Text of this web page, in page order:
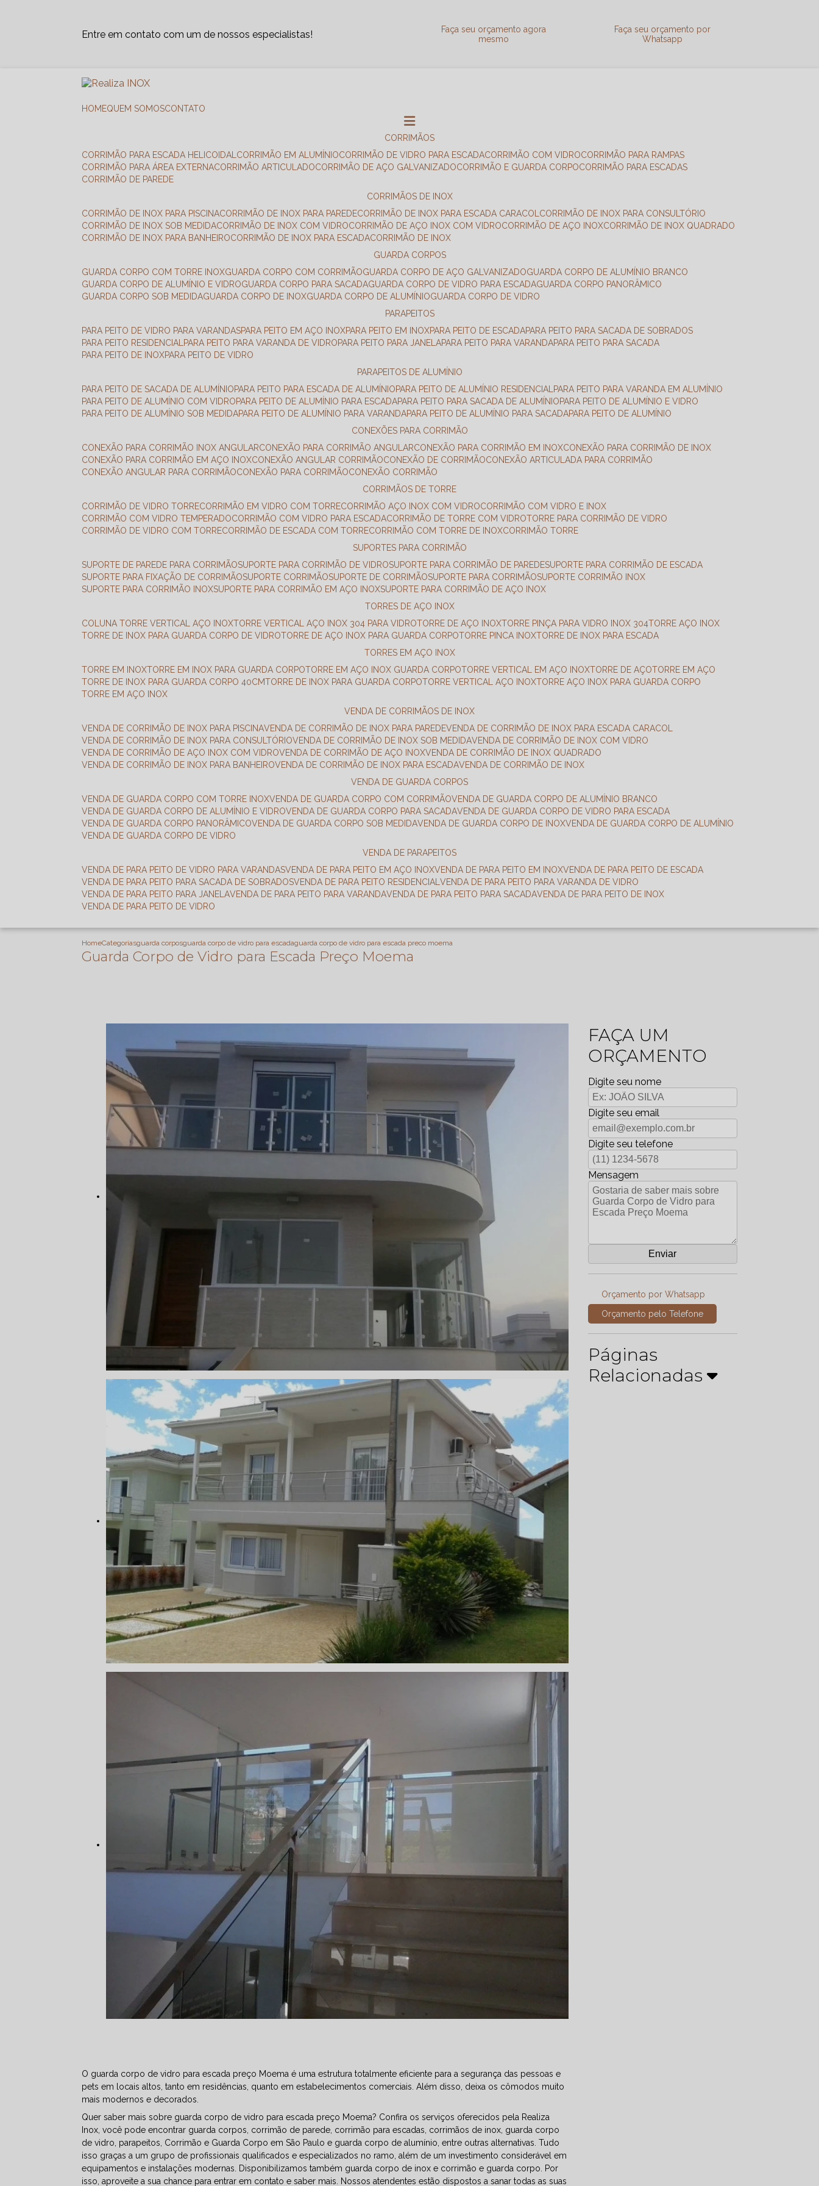
Entre em contato com um de nossos especialistas!
Faça seu orçamento agora
mesmo
Faça seu orçamento por
Whatsapp
HOME QUEM SOMOS CONTATO
CORRIMÃOS
CORRIMÃO PARA ESCADA HELICOIDAL
CORRIMÃO EM ALUMÍNIO CORRIMÃO DE VIDRO PARA ESCADA CORRIMÃO COM VIDRO
CORRIMÃO PARA RAMPAS
CORRIMÃO PARA ÁREA EXTERNA
CORRIMÃO ARTICULADO CORRIMÃO DE AÇO GALVANIZADO CORRIMÃO E GUARDA CORPO
CORRIMÃO PARA ESCADAS
CORRIMÃO DE PAREDE
CORRIMÃOS DE INOX
CORRIMÃO DE INOX PARA PISCINA
CORRIMÃO DE INOX PARA PAREDE CORRIMÃO DE INOX PARA ESCADA CARACOL
CORRIMÃO DE INOX PARA CONSULTÓRIO
CORRIMÃO DE INOX SOB MEDIDA
CORRIMÃO DE INOX COM VIDRO CORRIMÃO DE AÇO INOX COM VIDRO CORRIMÃO DE AÇO INOX
CORRIMÃO DE INOX QUADRADO
CORRIMÃO DE INOX PARA BANHEIRO
CORRIMÃO DE INOX PARA ESCADA
CORRIMÃO DE INOX
GUARDA CORPOS
GUARDA CORPO COM TORRE INOX
GUARDA CORPO COM CORRIMÃO GUARDA CORPO DE AÇO GALVANIZADO
GUARDA CORPO DE ALUMÍNIO BRANCO
GUARDA CORPO DE ALUMÍNIO E VIDRO
GUARDA CORPO PARA SACADA GUARDA CORPO DE VIDRO PARA ESCADA
GUARDA CORPO PANORÂMICO
GUARDA CORPO SOB MEDIDA
GUARDA CORPO DE INOX GUARDA CORPO DE ALUMÍNIO
GUARDA CORPO DE VIDRO
PARAPEITOS
PARA PEITO DE VIDRO PARA VARANDAS PARA PEITO EM AÇO INOX PARA PEITO EM INOX PARA PEITO DE ESCADA PARA PEITO PARA SACADA DE SOBRADOS
PARA PEITO RESIDENCIAL
PARA PEITO PARA VARANDA DE VIDRO PARA PEITO PARA JANELA PARA PEITO PARA VARANDA PARA PEITO PARA SACADA
PARA PEITO DE INOX PARA PEITO DE VIDRO
PARAPEITOS DE ALUMÍNIO
PARA PEITO DE SACADA DE ALUMÍNIO PARA PEITO PARA ESCADA DE ALUMÍNIO PARA PEITO DE ALUMÍNIO RESIDENCIAL
PARA PEITO PARA VARANDA EM ALUMÍNIO
PARA PEITO DE ALUMÍNIO COM VIDRO PARA PEITO DE ALUMÍNIO PARA ESCADA PARA PEITO PARA SACADA DE ALUMÍNIO PARA PEITO DE ALUMÍNIO E VIDRO
PARA PEITO DE ALUMÍNIO SOB MEDIDA PARA PEITO DE ALUMÍNIO PARA VARANDA PARA PEITO DE ALUMÍNIO PARA SACADA PARA PEITO DE ALUMÍNIO
CONEXÕES PARA CORRIMÃO
CONEXÃO PARA CORRIMÃO INOX ANGULAR
CONEXÃO PARA CORRIMÃO ANGULAR CONEXÃO PARA CORRIMÃO EM INOX
CONEXÃO PARA CORRIMÃO DE INOX
CONEXÃO PARA CORRIMÃO EM AÇO INOX
CONEXÃO ANGULAR CORRIMÃO CONEXÃO DE CORRIMÃO
CONEXÃO ARTICULADA PARA CORRIMÃO
CONEXÃO ANGULAR PARA CORRIMÃO
CONEXÃO PARA CORRIMÃO
CONEXÃO CORRIMÃO
CORRIMÃOS DE TORRE
CORRIMÃO DE VIDRO TORRE
CORRIMÃO EM VIDRO COM TORRE CORRIMÃO AÇO INOX COM VIDRO
CORRIMÃO COM VIDRO E INOX
CORRIMÃO COM VIDRO TEMPERADO
CORRIMÃO COM VIDRO PARA ESCADA CORRIMÃO DE TORRE COM VIDRO TORRE PARA CORRIMÃO DE VIDRO
CORRIMÃO DE VIDRO COM TORRE
CORRIMÃO DE ESCADA COM TORRE CORRIMÃO COM TORRE DE INOX
CORRIMÃO TORRE
SUPORTES PARA CORRIMÃO
SUPORTE DE PAREDE PARA CORRIMÃO
SUPORTE PARA CORRIMÃO DE VIDRO SUPORTE PARA CORRIMÃO DE PAREDE SUPORTE PARA CORRIMÃO DE ESCADA
SUPORTE PARA FIXAÇÃO DE CORRIMÃO
SUPORTE CORRIMÃO SUPORTE DE CORRIMÃO SUPORTE PARA CORRIMÃO
SUPORTE CORRIMÃO INOX
SUPORTE PARA CORRIMÃO INOX SUPORTE PARA CORRIMÃO EM AÇO INOX SUPORTE PARA CORRIMÃO DE AÇO INOX
TORRES DE AÇO INOX
COLUNA TORRE VERTICAL AÇO INOX TORRE VERTICAL AÇO INOX 304 PARA VIDRO TORRE DE AÇO INOX TORRE PINÇA PARA VIDRO INOX 304 TORRE AÇO INOX
TORRE DE INOX PARA GUARDA CORPO DE VIDRO TORRE DE AÇO INOX PARA GUARDA CORPO TORRE PINCA INOX TORRE DE INOX PARA ESCADA
TORRES EM AÇO INOX
TORRE EM INOX TORRE EM INOX PARA GUARDA CORPO TORRE EM AÇO INOX GUARDA CORPO TORRE VERTICAL EM AÇO INOX TORRE DE AÇO TORRE EM AÇO
TORRE DE INOX PARA GUARDA CORPO 40CM TORRE DE INOX PARA GUARDA CORPO TORRE VERTICAL AÇO INOX TORRE AÇO INOX PARA GUARDA CORPO
TORRE EM AÇO INOX
VENDA DE CORRIMÃOS DE INOX
VENDA DE CORRIMÃO DE INOX PARA PISCINA
VENDA DE CORRIMÃO DE INOX PARA PAREDE
VENDA DE CORRIMÃO DE INOX PARA ESCADA CARACOL
VENDA DE CORRIMÃO DE INOX PARA CONSULTÓRIO
VENDA DE CORRIMÃO DE INOX SOB MEDIDA
VENDA DE CORRIMÃO DE INOX COM VIDRO
VENDA DE CORRIMÃO DE AÇO INOX COM VIDRO
VENDA DE CORRIMÃO DE AÇO INOX
VENDA DE CORRIMÃO DE INOX QUADRADO
VENDA DE CORRIMÃO DE INOX PARA BANHEIRO
VENDA DE CORRIMÃO DE INOX PARA ESCADA
VENDA DE CORRIMÃO DE INOX
VENDA DE GUARDA CORPOS
VENDA DE GUARDA CORPO COM TORRE INOX
VENDA DE GUARDA CORPO COM CORRIMÃO
VENDA DE GUARDA CORPO DE ALUMÍNIO BRANCO
VENDA DE GUARDA CORPO DE ALUMÍNIO E VIDRO
VENDA DE GUARDA CORPO PARA SACADA
VENDA DE GUARDA CORPO DE VIDRO PARA ESCADA
VENDA DE GUARDA CORPO PANORÂMICO
VENDA DE GUARDA CORPO SOB MEDIDA VENDA DE GUARDA CORPO DE INOX
VENDA DE GUARDA CORPO DE ALUMÍNIO
VENDA DE GUARDA CORPO DE VIDRO
VENDA DE PARAPEITOS
VENDA DE PARA PEITO DE VIDRO PARA VARANDAS
VENDA DE PARA PEITO EM AÇO INOX VENDA DE PARA PEITO EM INOX
VENDA DE PARA PEITO DE ESCADA
VENDA DE PARA PEITO PARA SACADA DE SOBRADOS
VENDA DE PARA PEITO RESIDENCIAL
VENDA DE PARA PEITO PARA VARANDA DE VIDRO
VENDA DE PARA PEITO PARA JANELA
VENDA DE PARA PEITO PARA VARANDA VENDA DE PARA PEITO PARA SACADA
VENDA DE PARA PEITO DE INOX
VENDA DE PARA PEITO DE VIDRO
HomeCategoriasguarda corposguarda corpo de vidro para escadaguarda corpo de vidro para escada preco moema
Guarda Corpo de Vidro para Escada Preço Moema
O guarda corpo de vidro para escada preço Moema é uma estrutura totalmente eficiente para a segurança das pessoas e
pets em locais altos, tanto em residências, quanto em estabelecimentos comerciais. Além disso, deixa os cômodos muito
mais modernos e decorados.
Quer saber mais sobre guarda corpo de vidro para escada preço Moema? Confira os serviços oferecidos pela Realiza
Inox, você pode encontrar guarda corpos, corrimão de parede, corrimão para escadas, corrimãos de inox, guarda corpo
de vidro, parapeitos, Corrimão e Guarda Corpo em São Paulo e guarda corpo de alumínio, entre outras alternativas. Tudo
isso graças a um grupo de profissionais qualificados e especializados no ramo, além de um investimento considerável em
equipamentos e instalações modernas. Disponibilizamos também guarda corpo de inox e corrimão e guarda corpo. Por
isso, aproveite a sua chance para entrar em contato e saber mais. Nossos atendentes estão dispostos a sanar todas as suas
FAÇA UM
ORÇAMENTO
Digite seu nome
Digite seu email
Digite seu telefone
Mensagem
Orçamento por Whatsapp
Orçamento pelo Telefone
Páginas
Relacionadas